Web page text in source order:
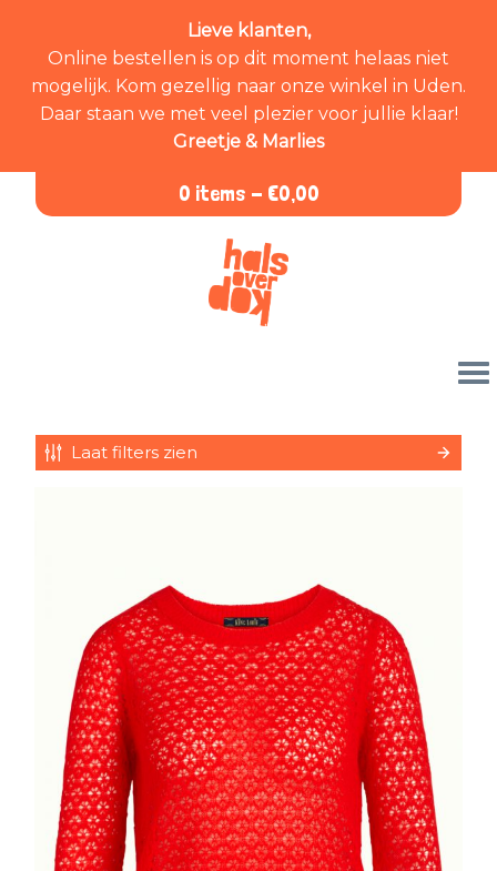
Lieve klanten,
Online bestellen is op dit moment helaas niet
mogelijk. Kom gezellig naar onze winkel in Uden.
Daar staan we met veel plezier voor jullie klaar!
Greetje & Marlies
0 items - €0,00
Laat filters zien